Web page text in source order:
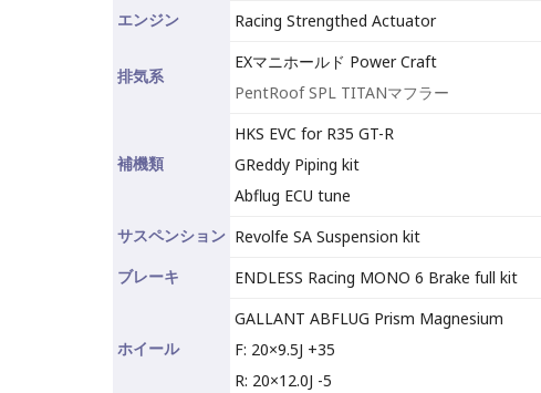
エンジン
Racing Strengthed Actuator
排気系
EXマニホールド Power Craft
PentRoof SPL TITANマフラー
補機類
HKS EVC for R35 GT-R
GReddy Piping kit
Abflug ECU tune
サスペンション Revolfe SA Suspension kit
ブレーキ
ENDLESS Racing MONO 6 Brake full kit
ホイール
GALLANT ABFLUG Prism Magnesium
F: 20×9.5J +35
R: 20×12.0J -5